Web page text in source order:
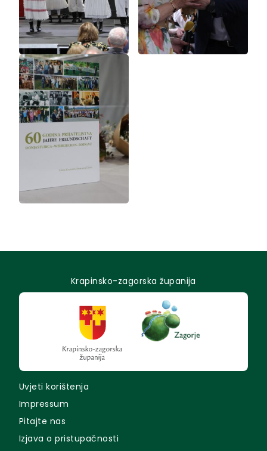
Krapinsko-zagorska županija
Uvjeti korištenja
Impressum
Pitajte nas
Izjava o pristupačnosti